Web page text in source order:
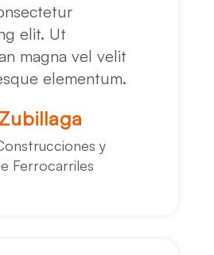
elit. Ut
magna vel velit
elementum.
y
Ferrocarriles